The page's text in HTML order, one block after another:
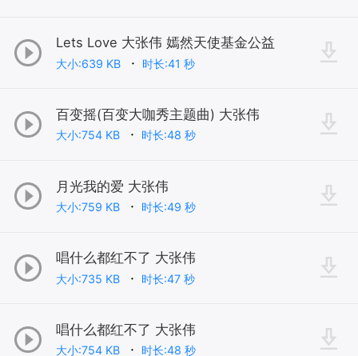
Lets Love 大张伟 嫣然天使基金公益
大小:639 KB 时长:41 秒
百变摇(百变大咖秀主题曲) 大张伟
大小:754 KB 时长:48 秒
月光我的爱 大张伟
大小:759 KB 时长:49 秒
唱什么都红不了 大张伟
大小:735 KB 时长:47 秒
唱什么都红不了 大张伟
大小:754 KB 时长:48 秒